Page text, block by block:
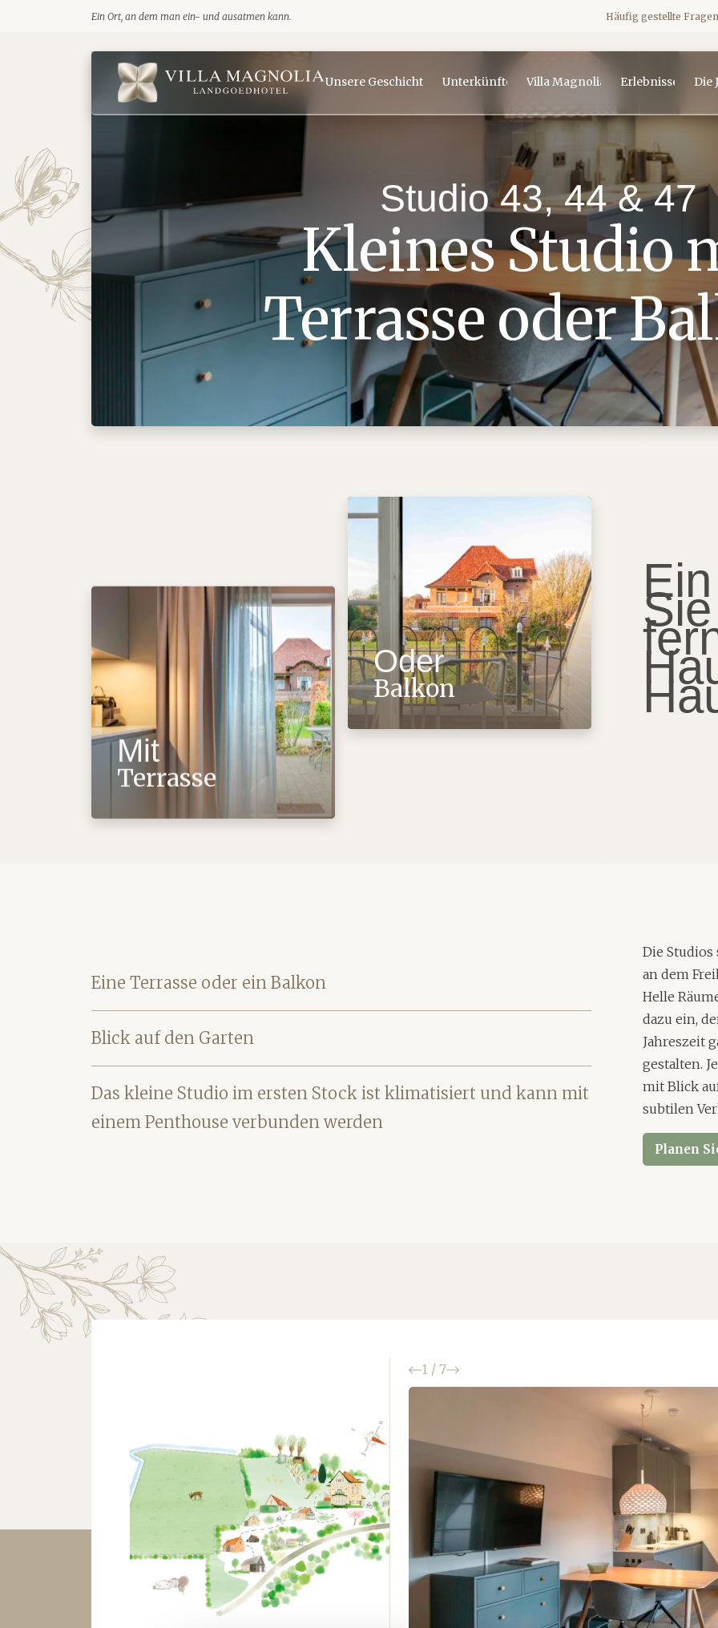
Direkt zum Inhalt gehen.Ein Ort, an dem man ein- und ausatmen kann. Häufig gestellte Fragen
Villa Magnolia logo Unsere Geschichte Unterkünfte Villa Magnolia Erlebnisse Die
Studio 43, 44 & 47
Kleines Studio
Terrasse oder
Mit
Terrasse
Oder
Balkon
Die
an dem
Helle
dazu ein,
Jahreszeit
gestalten.
mit Blick
subtilen
Planen
Eine Terrasse oder ein Balkon
Blick auf den Garten
Das kleine Studio im ersten Stock ist klimatisiert und kann mit
einem Penthouse verbunden werden
Zurück
1 / 7 Weiter